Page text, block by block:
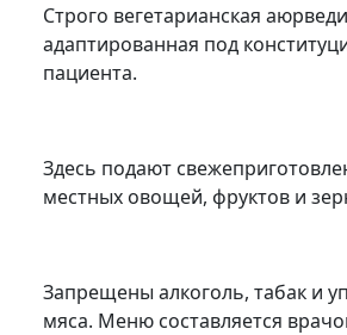
Строго вегетарианская
адаптированная под
пациента.
Здесь подают
местных овощей, фруктов и
Запрещены алкоголь, табак и
мяса. Меню составляется